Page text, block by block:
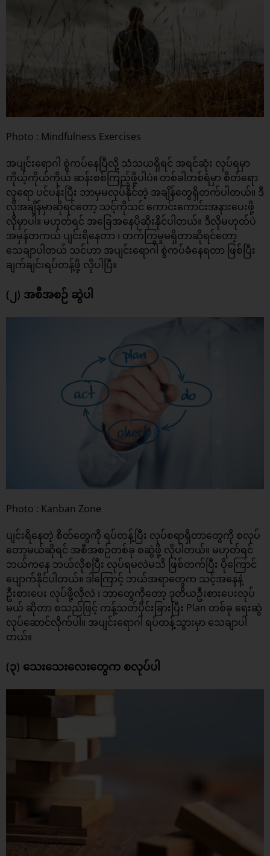
Photo : Mindfulness Exercises
အပျင်းရောဂါ စွဲကပ်နေပြီလို့ သံသယရှိရင် အရင်ဆုံး လုပ်ရမှာ
ကိုယ့်ကိုယ်ကိုယ် ဆန်းစစ်ကြည့်ဖို့ပါပဲ။ တစ်ခါတစ်ရံမှာ စိတ်ရော
လူရော ပင်ပန်းပြီး ဘာမှမလုပ်နိုင်တဲ့ အချိန်တွေရှိတက်ပါတယ်။ ဒီ
လိုအချိန်မှာဆိုရင်တော့ သင့်ကိုသင် ကောင်းကောင်းအနားပေးဖို့
လိုမှာပါ။ မဟုတ်ရင် အခြေအနေပိုဆိုးနိုင်ပါတယ်။ ဒီလိုမဟုတ်ပဲ
အမှန်တကယ် ပျင်းရိနေတာ ၊ တက်ကြွမှုမရှိတာဆိုရင်တော့
သေချာပါတယ် သင်ဟာ အပျင်းရောဂါ စွဲကပ်ခံနေရတာ ဖြစ်ပြီး
ချက်ချင်းရပ်တန့်ဖို့ လိုပါပြီ။
(၂) အစီအစဉ် ဆွဲပါ
Photo : Kanban Zone
ပျင်းရိနေတဲ့ စိတ်တွေကို ရပ်တန့်ပြီး လုပ်စရာရှိတာတွေကို စလုပ်
တော့မယ်ဆိုရင် အစီအစဉ်တစ်ခု စဆွဲဖို့ လိုပါတယ်။ မဟုတ်ရင်
ဘယ်ကနေ ဘယ်လိုစပြီး လုပ်ရမလဲမသိ ဖြစ်တက်ပြီး ပိုကြောင်
ပျောက်နိုင်ပါတယ်။ ဒါကြောင့် ဘယ်အရာတွေက သင့်အနေနဲ့
ဦးစားပေး လုပ်ဖို့လိုလဲ ၊ ဘာတွေကိုတော့ ဒုတိယဦးစားပေးလုပ်
မယ် ဆိုတာ စသည်ဖြင့် ကန့်သတ်ပိုင်းခြားပြီး Plan တစ်ခု ရေးဆွဲ
လုပ်ဆောင်လိုက်ပါ။ အပျင်းရောဂါ ရပ်တန့်သွားမှာ သေချာပါ
တယ်။
(၃) သေးသေးလေးတွေက စလုပ်ပါ